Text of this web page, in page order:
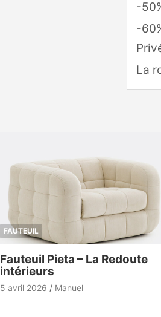
-
-
La
FAUTEUIL
Fauteuil Pieta – La Redoute
intérieurs
5 avril 2026 Manuel